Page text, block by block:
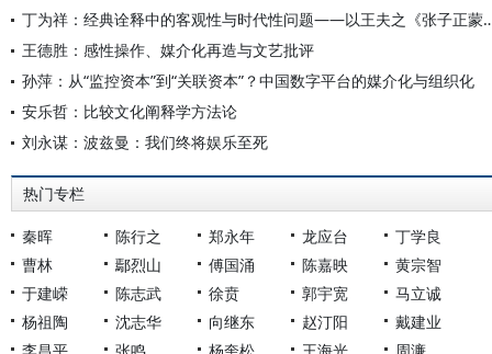
丁为祥：经典诠释中的客观性
王德胜：感性操作、媒介化再造与文艺批评
孙萍：从“监控资本”到“关联资本”？中国数字平台的媒介化与组织化
安乐哲：比较文化阐释学方法论
刘永谋：波兹曼：我们终将娱乐至死
热门专栏
秦晖 陈行之 郑永年 龙应台
丁学良
曹林
鄢烈山 傅国涌 陈嘉映
黄宗智
于建嵘
陈志武 徐贲 郭宇宽
马立诚
杨祖陶
沈志华 向继东 赵汀阳
戴建业